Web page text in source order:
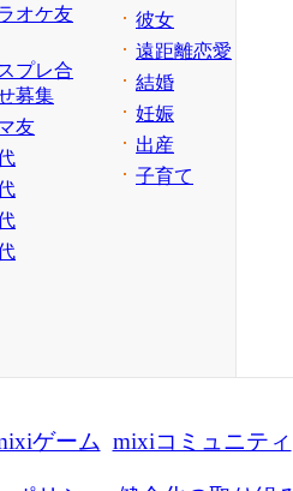
オケ友
プレ合
募集
友
彼女
遠距離恋愛
結婚
妊娠
出産
子育て
ゲーム mixiコミュニティ